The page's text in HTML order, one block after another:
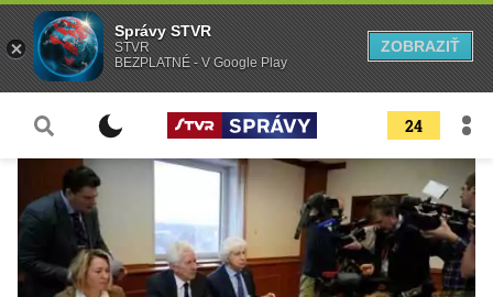
24
Správy STVR
STVR
BEZPLATNÉ - V Google Play
ZOBRAZIŤ